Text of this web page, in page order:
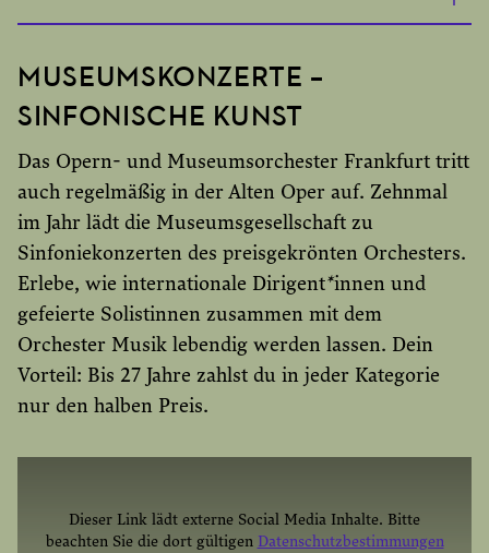
Preiskategorie
5 Einzelkarten in der Preiskategorie 1 = 305 Euro
1 Abo mit Sitzplatz in Preiskategorie 1 inkl. 50%
Studenten-Rabatt= 240 Euro
Peter Grimes,Così fan tutte,Die ersten Menschen,
Madama ButterflyundMacbethsiehst du auf den
besten Plätzen für240 Euro.
Kaufst du alle Vorstellungen als Einzelkarten
kostet das305 Euro. Mit dem Abo sparst du über
Freitagabend deinen Stammplatz.
HIER KOMMST DU ZU UNSEREN ABO-
MUSEUMSKONZERTE –
SINFONISCHE KUNST
Das Opern- und Museumsorchester Frankfurt tritt
auch regelmäßig in der Alten Oper auf. Zehnmal
im Jahr lädt die Museumsgesellschaft zu
Sinfoniekonzerten des preisgekrönten Orchesters.
Erlebe, wie internationale Dirigent*innen und
gefeierte Solistinnen zusammen mit dem
Orchester Musik lebendig werden lassen. Dein
Vorteil: Bis 27 Jahre zahlst du in jeder Kategorie
nur den halben Preis.
Dieser Link lädt externe Social Media Inhalte. Bitte
beachten Sie die dort gültigen Datenschutzbestimmungen